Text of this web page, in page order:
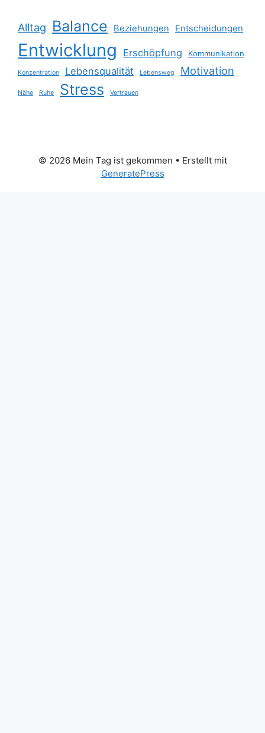
Alltag Balance Beziehungen Entscheidungen
Entwicklung Erschöpfung Kommunikation
Konzentration Lebensqualität Lebensweg Motivation
Nähe Ruhe Stress Vertrauen
© 2026 Mein Tag ist gekommen • Erstellt mit
GeneratePress